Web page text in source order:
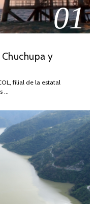
01
y
filial de la estatal
…